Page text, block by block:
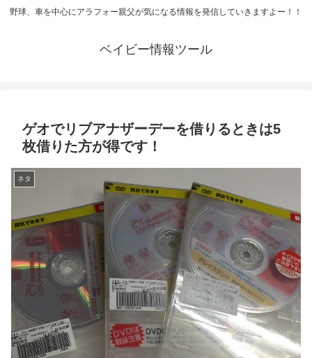
野球、車を中心にアラフォー親父が気になる情報を発信していきますよー！！
ベイビー情報ツール
ゲオでリブアナザーデーを借りるときは5
枚借りた方が得です！
ネタ